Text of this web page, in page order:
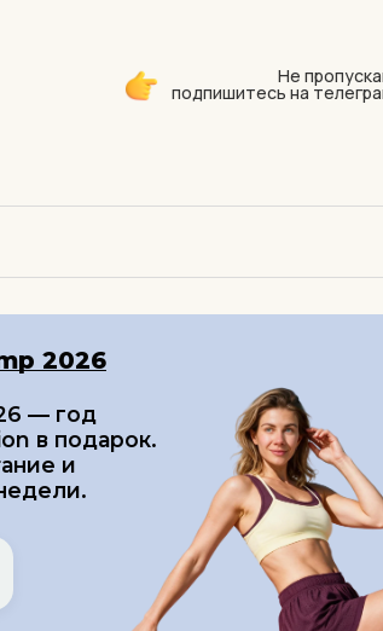
Не
подпишитесь на
2026
— год
в подарок.
и